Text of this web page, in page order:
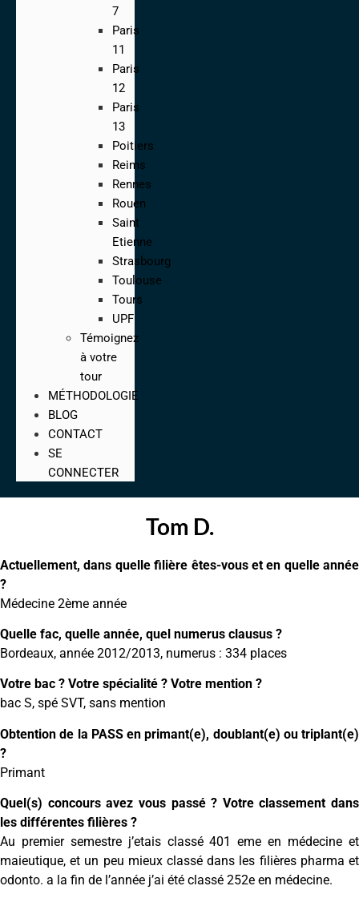
7
Paris
11
Paris
12
Paris
13
Poitiers
Reims
Rennes
Rouen
Saint
Etienne
Strasbourg
Toulouse
Tours
UPF
Témoignez
à votre
tour
MÉTHODOLOGIE
BLOG
CONTACT
SE
CONNECTER
Tom D.
Actuellement, dans quelle filière êtes-vous et en quelle année
?
Médecine 2ème année
Quelle fac, quelle année, quel numerus clausus ?
Bordeaux, année 2012/2013, numerus : 334 places
Votre bac ? Votre spécialité ? Votre mention ?
bac S, spé SVT, sans mention
Obtention de la PASS en primant(e), doublant(e) ou triplant(e)
?
Primant
Quel(s) concours avez vous passé ? Votre classement dans
les différentes filières ?
Au premier semestre j’etais classé 401 eme en médecine et
maieutique, et un peu mieux classé dans les filières pharma et
odonto. a la fin de l’année j’ai été classé 252e en médecine.